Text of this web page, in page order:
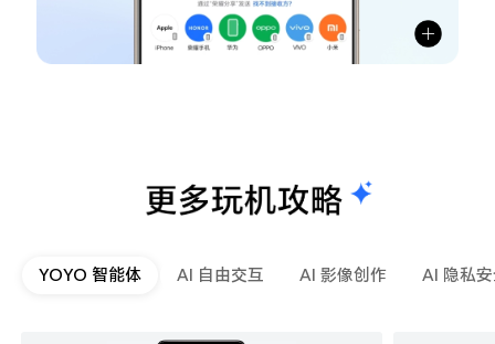
YOYO 智能体 AI 自由交互 AI 影像创作 AI 隐私